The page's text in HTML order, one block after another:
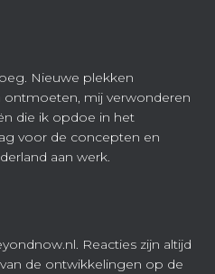
Nieuwe plekken
mij verwonderen
die ik opdoe in het
voor de concepten en
aan werk.
Reacties zijn altijd
de ontwikkelingen op de